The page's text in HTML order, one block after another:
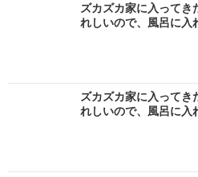
ズカズカ家に入って
れしいので、風呂に
ズカズカ家に入って
れしいので、風呂に